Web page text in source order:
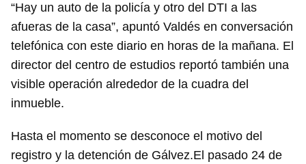
“Hay un auto de la policía y otro del DTI a las
afueras de la casa”, apuntó Valdés en conversación
telefónica con este diario en horas de la mañana. El
director del centro de estudios reportó también una
visible operación alrededor de la cuadra del
inmueble.
Hasta el momento se desconoce el motivo del
registro y la detención de Gálvez.El pasado 24 de